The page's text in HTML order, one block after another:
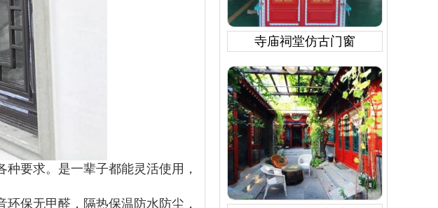
要求。是一辈子都能灵活使用，
保无甲醛，隔热保温防水防尘，
寺庙祠堂仿古门窗